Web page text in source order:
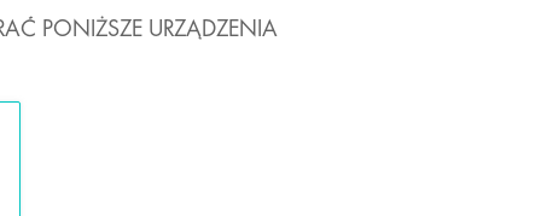
PONIŻSZE URZĄDZENIA